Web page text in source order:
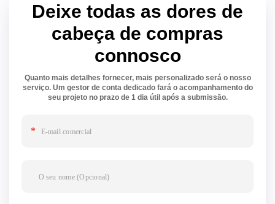
Deixe todas as dores de
cabeça de compras
connosco
Quanto mais detalhes fornecer, mais personalizado será o nosso
serviço. Um gestor de conta dedicado fará o acompanhamento do
seu projeto no prazo de 1 dia útil após a submissão.